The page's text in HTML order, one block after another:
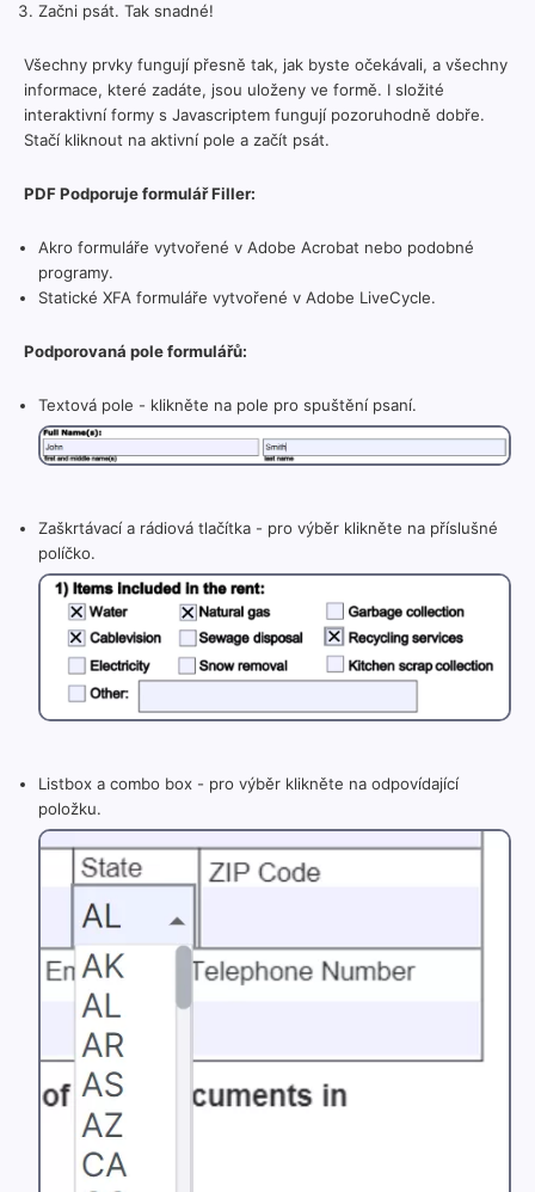
Začni psát. Tak snadné!
Všechny prvky fungují přesně tak, jak byste očekávali, a všechny
informace, které zadáte, jsou uloženy ve formě. I složité
interaktivní formy s Javascriptem fungují pozoruhodně dobře.
Stačí kliknout na aktivní pole a začít psát.
PDF Podporuje formulář Filler:
Akro formuláře vytvořené v Adobe Acrobat nebo podobné
programy.
Statické XFA formuláře vytvořené v Adobe LiveCycle.
Podporovaná pole formulářů:
Textová pole - klikněte na pole pro spuštění psaní.
Zaškrtávací a rádiová tlačítka - pro výběr klikněte na příslušné
políčko.
Listbox a combo box - pro výběr klikněte na odpovídající
položku.